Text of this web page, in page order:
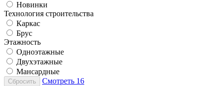
Новинки
Технология строительства
Каркас
Брус
Этажность
Одноэтажные
Двухэтажные
Мансардные
Сбросить Смотреть 16